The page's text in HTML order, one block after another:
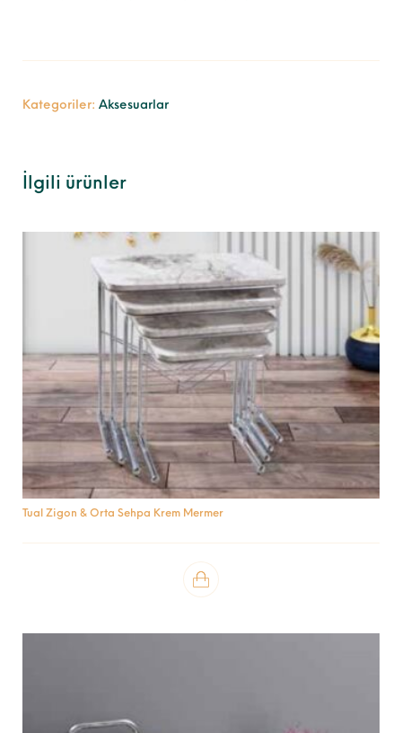
Kategoriler:Aksesuarlar
İlgili ürünler
Tual Zigon & Orta Sehpa Krem Mermer